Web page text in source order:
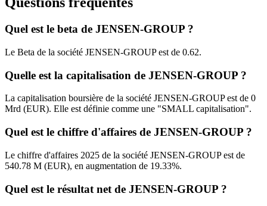
Quel est le beta de JENSEN-GROUP ?
Le Beta de la société JENSEN-GROUP est de 0.62.
Quelle est la capitalisation de JENSEN-GROUP ?
La capitalisation boursière de la société JENSEN-GROUP est de 0
Mrd (EUR). Elle est définie comme une "SMALL capitalisation".
Quel est le chiffre d'affaires de JENSEN-GROUP ?
Le chiffre d'affaires 2025 de la société JENSEN-GROUP est de
540.78 M (EUR), en augmentation de 19.33%.
Quel est le résultat net de JENSEN-GROUP ?